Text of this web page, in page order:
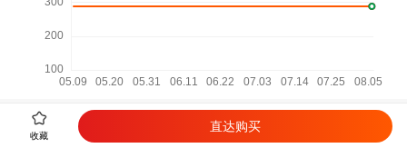
详细参数
收藏
直达购买